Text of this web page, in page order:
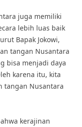
juga memiliki
lebih luas baik
Bapak Jokowi,
tangan Nusantara
bisa menjadi daya
karena itu, kita
tangan Nusantara
kerajinan